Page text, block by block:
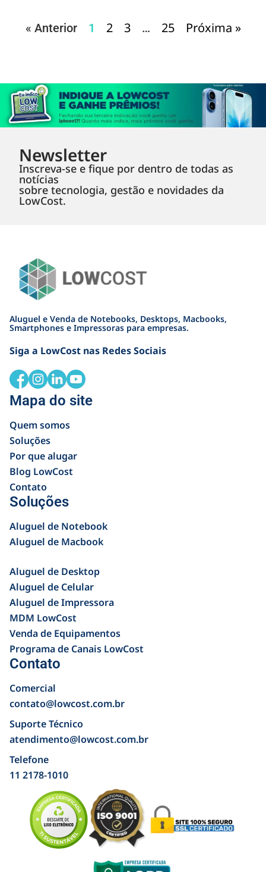
« Anterior 1 2 3 … 25 Próxima »
Newsletter
Inscreva-se e fique por dentro de todas as
notícias
sobre tecnologia, gestão e novidades da
LowCost.
Aluguel e Venda de Notebooks, Desktops, Macbooks,
Smartphones e Impressoras para empresas.
Siga a LowCost nas Redes Sociais
Mapa do site
Quem somos
Soluções
Por que alugar
Blog LowCost
Contato
Soluções
Aluguel de Notebook
Aluguel de Macbook
Aluguel de Desktop
Aluguel de Celular
Aluguel de Impressora
MDM LowCost
Venda de Equipamentos
Programa de Canais LowCost
Contato
Comercial
contato@lowcost.com.br
Suporte Técnico
atendimento@lowcost.com.br
Telefone
11 2178-1010